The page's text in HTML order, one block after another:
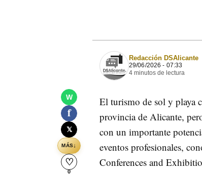
W
f
𝕏
MÁS↓
♡
0
Redacción DSAlicante
29/06/2026 - 07:33
4 minutos de lectura
El turismo de sol y playa
provincia de Alicante,
con un importante
eventos profesionales,
Conferences and